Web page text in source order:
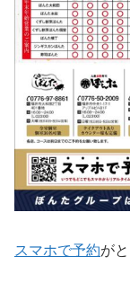
スマホで予約が